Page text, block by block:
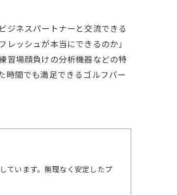
ジネスパートナーと交流できる
ッシュが本当にできるのか」
習場顔負けの分析機器などの特
時間でも満足できるゴルフバー
ています。無理なく安定したプ